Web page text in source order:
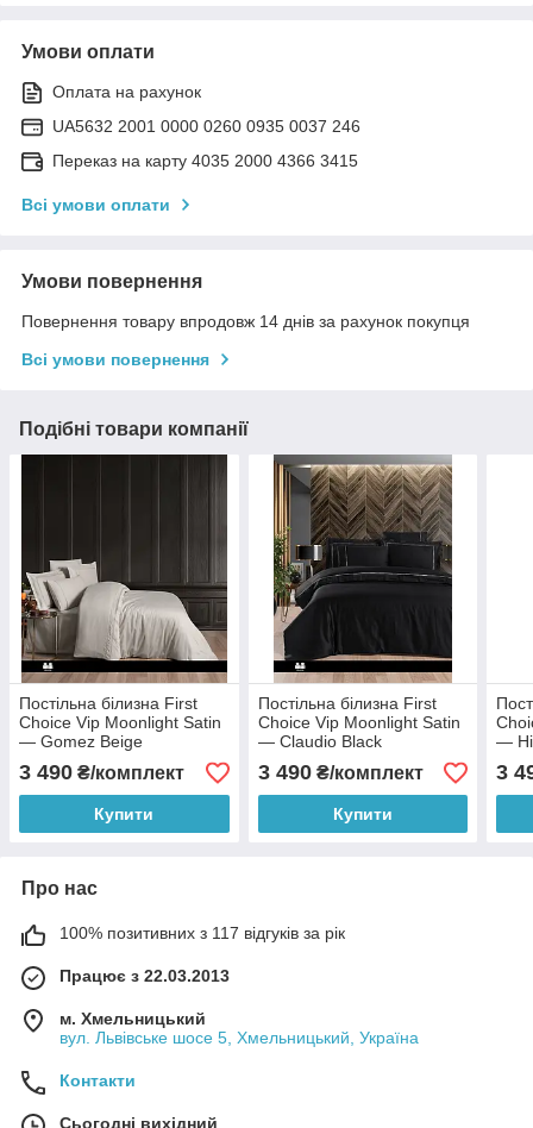
Умови оплати
Оплата на рахунок
UA5632 2001 0000 0260 0935 0037 246
Переказ на карту 4035 2000 4366 3415
Всі умови оплати
Умови повернення
Повернення товару впродовж 14 днів за рахунок покупця
Всі умови повернення
Подібні товари компанії
Постільна білизна First
Choice Vip Moonlight Satin
— Gomez Beige
3 490 ₴/комплект
Купити
Постільна білизна First
Choice Vip Moonlight Satin
— Claudio Black
3 490₴/комплект
Купити
—
3
Про нас
100% позитивних з 117 відгуків за рік
Працює з 22.03.2013
м. Хмельницький
вул. Львівське шосе 5, Хмельницький, Україна
Контакти
Сьогодні вихідний